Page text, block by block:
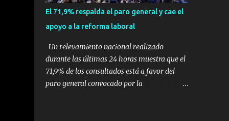
mostraban un avión que descendía
verticalmente en espiral mientras que un
usuario compartió las llamas y la densa
humareda negra que salían de la nave, que
se había estrellado a metros de su casa,
entre los árboles. Según confirmó la
aerolínea, Voepass Linhas Aéreas, se trataba
El 71,9% respalda el paro general y cae el
apoyo a la reforma laboral
Un relevamiento nacional realizado
durante las últimas 24 horas muestra que el
71,9% de los consultados está a favor del
paro general convocado por la